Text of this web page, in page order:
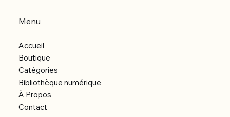
Menu
Accueil
Boutique
Catégories
Bibliothèque numérique
À Propos
Contact